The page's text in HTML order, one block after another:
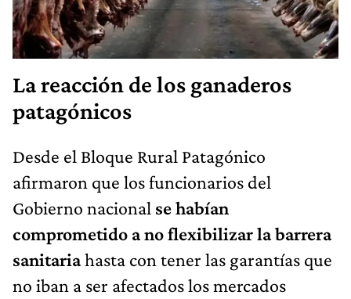
La reacción de los ganaderos
patagónicos
Desde el Bloque Rural Patagónico
afirmaron que los funcionarios del
Gobierno nacional se habían
comprometido a no flexibilizar la barrera
sanitariahasta con tener las garantías que
no iban a ser afectados los mercados